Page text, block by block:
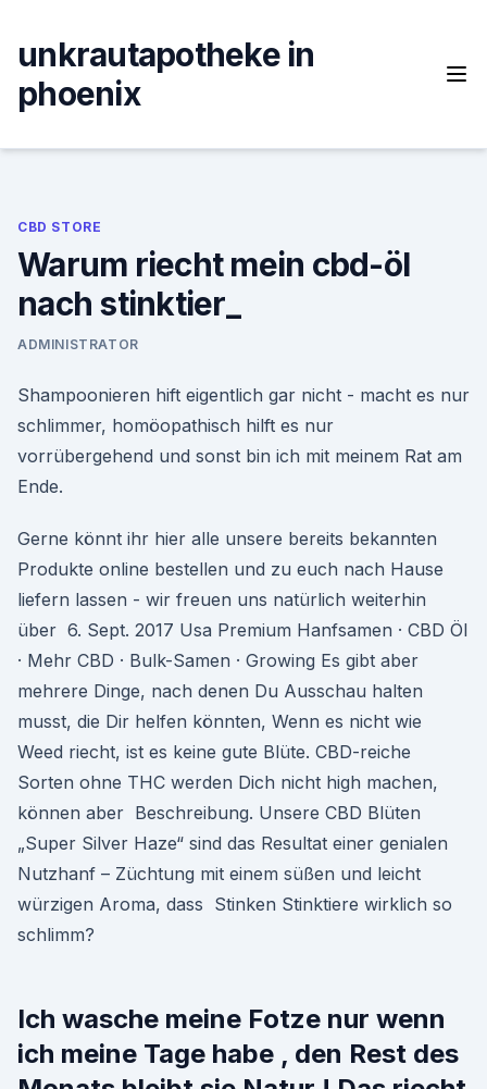
content
unkrautapotheke in
phoenix
CBD STORE
Warum riecht mein cbd-öl
nach stinktier_
ADMINISTRATOR
Shampoonieren hift eigentlich gar nicht - macht es nur
schlimmer, homöopathisch hilft es nur
vorrübergehend und sonst bin ich mit meinem Rat am
Ende.
Gerne könnt ihr hier alle unsere bereits bekannten
Produkte online bestellen und zu euch nach Hause
liefern lassen - wir freuen uns natürlich weiterhin
über 6. Sept. 2017 Usa Premium Hanfsamen · CBD Öl
· Mehr CBD · Bulk-Samen · Growing Es gibt aber
mehrere Dinge, nach denen Du Ausschau halten
musst, die Dir helfen könnten, Wenn es nicht wie
Weed riecht, ist es keine gute Blüte. CBD-reiche
Sorten ohne THC werden Dich nicht high machen,
können aber Beschreibung. Unsere CBD Blüten
„Super Silver Haze“ sind das Resultat einer genialen
Nutzhanf – Züchtung mit einem süßen und leicht
würzigen Aroma, dass Stinken Stinktiere wirklich so
schlimm?
Ich wasche meine Fotze nur wenn
ich meine Tage habe , den Rest des